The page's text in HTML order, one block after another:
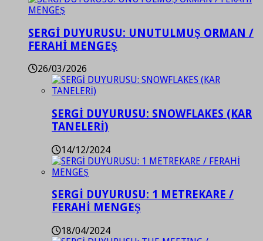
SERGİ DUYURUSU: UNUTULMUŞ ORMAN /
FERAHİ MENGEŞ
26/03/2026
SERGİ DUYURUSU: SNOWFLAKES (KAR
TANELERİ)
14/12/2024
SERGİ DUYURUSU: 1 METREKARE /
FERAHİ MENGEŞ
18/04/2024